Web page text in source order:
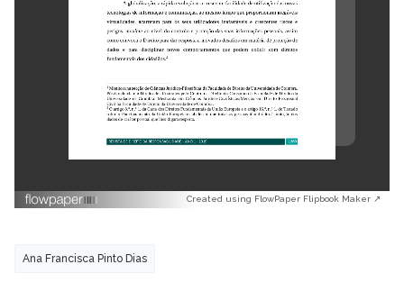
Created using FlowPaper Flipbook Maker ↗
Ana Francisca Pinto Dias